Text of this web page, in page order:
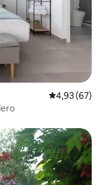
Évaluation
4,93 (67)